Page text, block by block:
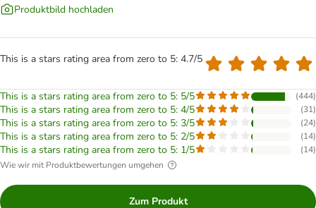
Produktbild hochladen
This is a stars rating area from zero to 5: 4.7/5
This is a stars rating area from zero to 5: 5/5 (444)
This is a stars rating area from zero to 5: 4/5 (31)
This is a stars rating area from zero to 5: 3/5 (24)
This is a stars rating area from zero to 5: 2/5 (14)
This is a stars rating area from zero to 5: 1/5 (14)
Wie wir mit Produktbewertungen umgehen
Zum Produkt